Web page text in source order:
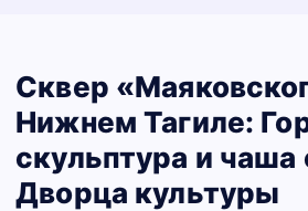
Сквер
Нижнем Тагиле:
скульптура и чаша
Дворца культуры